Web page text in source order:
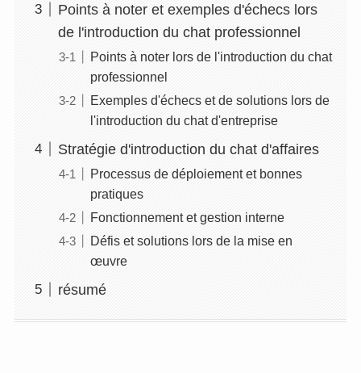
Points à noter et exemples d'échecs lors
de l'introduction du chat professionnel
Points à noter lors de l'introduction du chat
professionnel
Exemples d'échecs et de solutions lors de
l'introduction du chat d'entreprise
Stratégie d'introduction du chat d'affaires
Processus de déploiement et bonnes
pratiques
Fonctionnement et gestion interne
Défis et solutions lors de la mise en
œuvre
résumé